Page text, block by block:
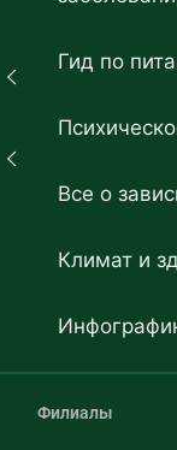
Гид по
Все о
Климат и
Филиалы